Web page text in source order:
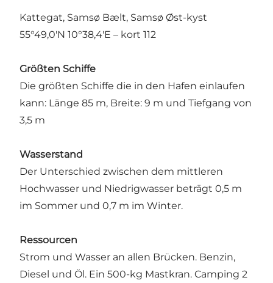
Kattegat, Samsø Bælt, Samsø Øst-kyst
55°49,0′N 10°38,4′E – kort 112
Größten Schiffe
Die größten Schiffe die in den Hafen einlaufen
kann: Länge 85 m, Breite: 9 m und Tiefgang von
3,5 m
Wasserstand
Der Unterschied zwischen dem mittleren
Hochwasser und Niedrigwasser beträgt 0,5 m
im Sommer und 0,7 m im Winter.
Ressourcen
Strom und Wasser an allen Brücken. Benzin,
Diesel und Öl. Ein 500-kg Mastkran. Camping 2